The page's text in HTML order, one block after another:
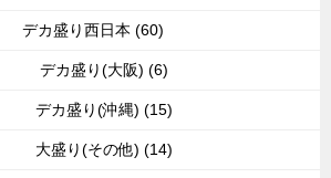
デカ盛り西日本 (60)
デカ盛り(大阪) (6)
デカ盛り(沖縄) (15)
大盛り(その他) (14)